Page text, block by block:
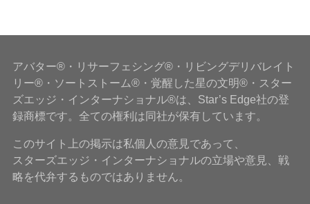
アバター®・リサーフェシング®・リビングデリバレイト
リー®・ソートストーム®・覚醒した星の文明®・スター
ズエッジ・インターナショナル®は、Star’s Edge社の登
録商標です。全ての権利は同社が保有しています。
このサイト上の掲示は私個人の意見であって、
スターズエッジ・インターナショナルの立場や意見、戦
略を代弁するものではありません。